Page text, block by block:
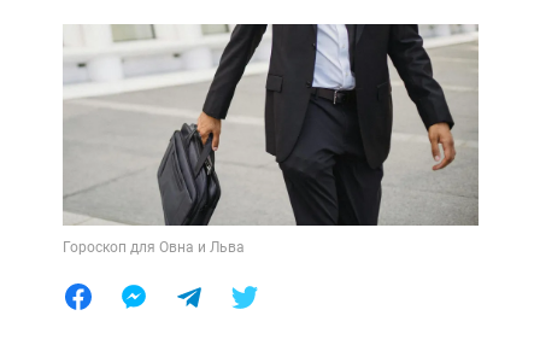
Гороскоп для Овна и Льва